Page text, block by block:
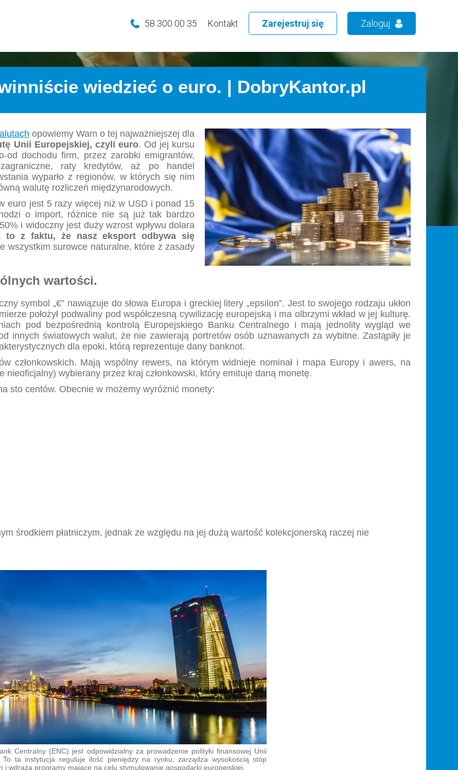
58 300 00 35 Kontakt Zarejestruj się Zaloguj
wiedzieć o euro. | DobryKantor.pl
opowiemy Wam o tej najważniejszej dla
Unii Europejskiej, czyli euro. Od jej kursu
od dochodu firm, przez zarobki emigrantów,
raty kredytów, aż po handel
wyparło z regionów, w których się nim
walutę rozliczeń międzynarodowych.
euro jest 5 razy więcej niż w USD i ponad 15
o import, różnice nie są już tak bardzo
i widoczny jest duży wzrost wpływu dolara
to z faktu, że nasz eksport odbywa się
wszystkim surowce naturalne, które z zasady
wartości.
symbol „€” nawiązuje do słowa Europa i greckiej litery „epsilon”. Jest to swojego rodzaju ukłon
położył podwaliny pod współczesną cywilizację europejską i ma olbrzymi wkład w jej kulturę.
pod bezpośrednią kontrolą Europejskiego Banku Centralnego i mają jednolity wygląd we
innych światowych walut, że nie zawierają portretów osób uznawanych za wybitne. Zastąpiły je
dla epoki, którą reprezentuje dany banknot.
członkowskich. Mają wspólny rewers, na którym widnieje nominał i mapa Europy i awers, na
nieoficjalny) wybierany przez kraj członkowski, który emituje daną monetę.
sto centów. Obecnie w możemy wyróżnić monety:
środkiem płatniczym, jednak ze względu na jej dużą wartość kolekcjonerską raczej nie
Centralny (ENC) jest odpowidzialny za prowadzenie polityki finansowej Unii
To ta instytucja reguluje ilość pieniędzy na rynku, zarządza wysokością stóp
i wdraża programy mające na celu stymulowanie gospodarki europejskiej.